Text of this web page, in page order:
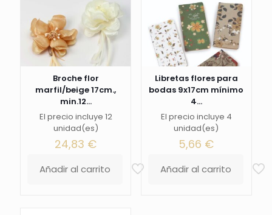
Broche flor
marfil/beige 17cm.,
min.12...
El precio incluye 12
unidad(es)
24,83 €
Añadir al carrito
Libretas flores para
bodas 9x17cm mínimo
4...
El precio incluye 4
unidad(es)
5,66 €
Añadir al carrito